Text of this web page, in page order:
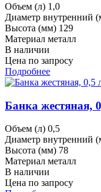
Объем (л) 1,0
Диаметр внутренний
Высота (мм) 129
Материал металл
В наличии
Цена по запросу
Подробнее
Банка жестяная,
Объем (л) 0,5
Диаметр внутренний
Высота (мм) 78
Материал металл
В наличии
Цена по запросу